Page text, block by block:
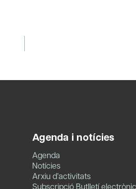
Agenda i notícies
Agenda
Notícies
Arxiu d’activitats
Subscripció Butlletí electrònic